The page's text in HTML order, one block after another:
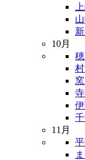
10月
11月